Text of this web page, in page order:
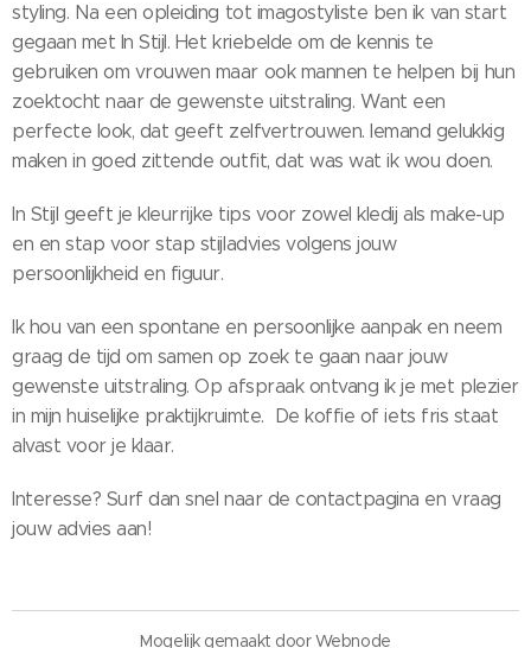
styling. Na een opleiding tot imagostyliste ben ik van start
gegaan met In Stijl. Het kriebelde om de kennis te
gebruiken om vrouwen maar ook mannen te helpen bij hun
zoektocht naar de gewenste uitstraling. Want een
perfecte look, dat geeft zelfvertrouwen. Iemand gelukkig
maken in goed zittende outfit, dat was wat ik wou doen.
In Stijl geeft je kleurrijke tips voor zowel kledij als make-up
en en stap voor stap stijladvies volgens jouw
persoonlijkheid en figuur.
Ik hou van een spontane en persoonlijke aanpak en neem
graag de tijd om samen op zoek te gaan naar jouw
gewenste uitstraling. Op afspraak ontvang ik je met plezier
in mijn huiselijke praktijkruimte. De koffie of iets fris staat
alvast voor je klaar.
Interesse? Surf dan snel naar de contactpagina en vraag
jouw advies aan!
Mogelijk gemaakt doorWebnode